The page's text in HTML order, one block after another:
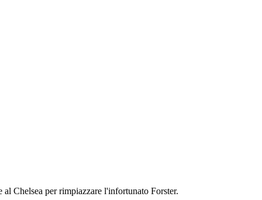
Chelsea per rimpiazzare l'infortunato Forster.